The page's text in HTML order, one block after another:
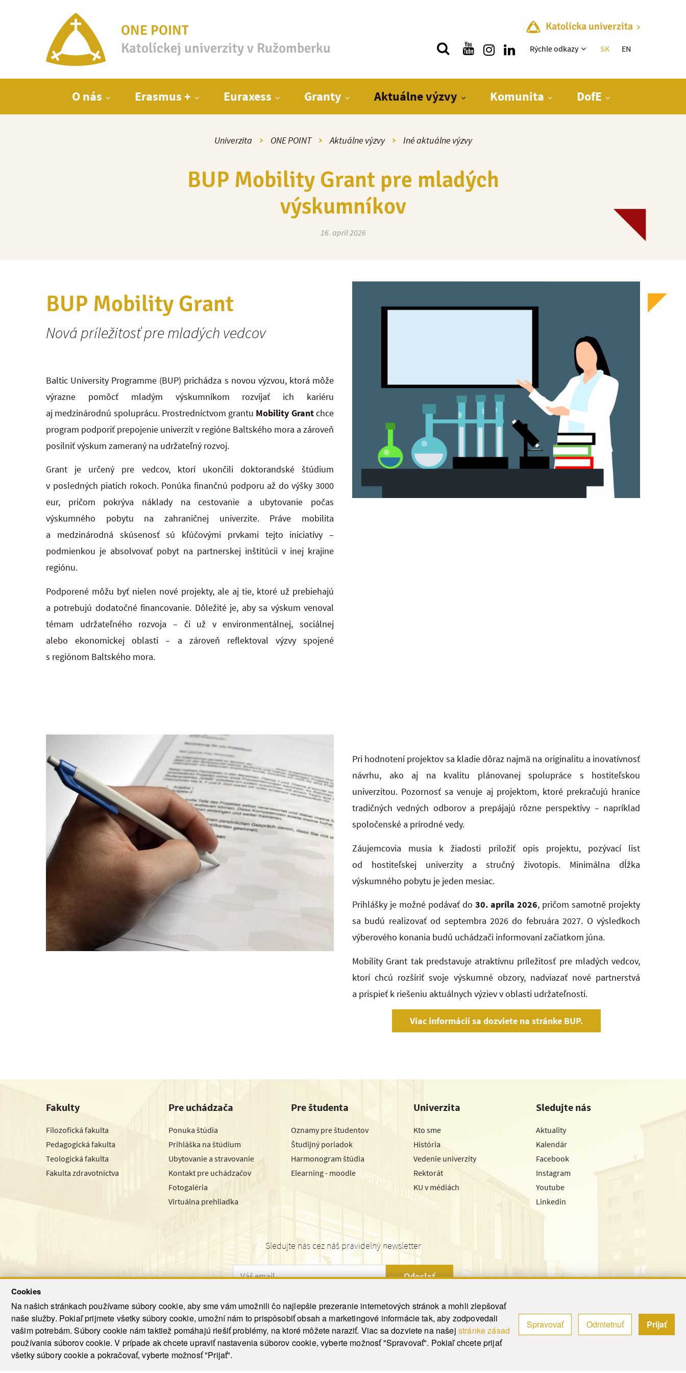
Cookies
Na našich stránkach používame súbory cookie, aby sme vám umožnili čo najlepšie prezeranie internetových stránok a mohli zlepšovať
naše služby. Pokiaľ prijmete všetky súbory cookie, umožní nám to prispôsobiť obsah a marketingové informácie tak, aby zodpovedali
vašim potrebám. Súbory cookie nám taktiež pomáhajú riešiť problémy, na ktoré môžete naraziť. Viac sa dozviete na našej stránke zásad
používania súborov cookie. V prípade ak chcete upraviť nastavenia súborov cookie, vyberte možnosť "Spravovať". Pokiaľ chcete prijať
všetky súbory cookie a pokračovať, vyberte možnosť "Prijať".
Spravovať Odmietnuť Prijať
ONE POINT
Katolíckej univerzity v Ružomberku
Katolícka univerzita
Rýchle menu
Rýchle odkazy SK EN
O nás Erasmus + Euraxess Granty Aktuálne výzvy Komunita DofE
Univerzita ONE POINT Aktuálne výzvy Iné aktuálne výzvy
BUP Mobility Grant pre mladých
výskumníkov
16. apríl 2026
BUP Mobility Grant
Nová príležitosť pre mladých vedcov
Baltic University Programme (BUP) prichádza s novou výzvou, ktorá môže
výrazne pomôcť mladým výskumníkom rozvíjať ich kariéru
aj medzinárodnú spoluprácu. Prostredníctvom grantu Mobility Grantchce
program podporiť prepojenie univerzít v regióne Baltského mora a zároveň
posilniť výskum zameraný na udržateľný rozvoj.
Grant je určený pre vedcov, ktorí ukončili doktorandské štúdium
v posledných piatich rokoch. Ponúka finančnú podporu až do výšky 3000
eur, pričom pokrýva náklady na cestovanie a ubytovanie počas
výskumného pobytu na zahraničnej univerzite. Práve mobilita
a medzinárodná skúsenosť sú kľúčovými prvkami tejto iniciatívy –
podmienkou je absolvovať pobyt na partnerskej inštitúcii v inej krajine
regiónu.
Podporené môžu byť nielen nové projekty, ale aj tie, ktoré už prebiehajú
a potrebujú dodatočné financovanie. Dôležité je, aby sa výskum venoval
témam udržateľného rozvoja – či už v environmentálnej, sociálnej
alebo ekonomickej oblasti – a zároveň reflektoval výzvy spojené
s regiónom Baltského mora.
Pri hodnotení projektov sa kladie dôraz najmä na originalitu a inovatívnosť
návrhu, ako aj na kvalitu plánovanej spolupráce s hostiteľskou
univerzitou. Pozornosť sa venuje aj projektom, ktoré prekračujú hranice
tradičných vedných odborov a prepájajú rôzne perspektívy – napríklad
spoločenské a prírodné vedy.
Záujemcovia musia k žiadosti priložiť opis projektu, pozývací list
od hostiteľskej univerzity a stručný životopis. Minimálna dĺžka
výskumného pobytu je jeden mesiac.
Prihlášky je možné podávať do 30. apríla 2026, pričom samotné projekty
sa budú realizovať od septembra 2026 do februára 2027. O výsledkoch
výberového konania budú uchádzači informovaní začiatkom júna.
Mobility Grant tak predstavuje atraktívnu príležitosť pre mladých vedcov,
ktorí chcú rozšíriť svoje výskumné obzory, nadviazať nové partnerstvá
a prispieť k riešeniu aktuálnych výziev v oblasti udržateľnosti.
Viac informácií sa dozviete na stránke BUP.
Fakulty
Filozofická fakulta
Pedagogická fakulta
Teologická fakulta
Fakulta zdravotníctva
Pre uchádzača
Ponuka štúdia
Prihláška na štúdium
Ubytovanie a stravovanie
Kontakt pre uchádzačov
Fotogaléria
Virtuálna prehliadka
Pre študenta
Oznamy pre študentov
Študijný poriadok
Harmonogram štúdia
Elearning - moodle
Univerzita
Kto sme
História
Vedenie univerzity
Rektorát
KU v médiách
Sledujte nás
Aktuality
Kalendár
Facebook
Instagram
Youtube
Linkedin
Sledujte nás cez náš pravidelný newsletter
Odoslať
© 2021-2026 ku.sk. Všetky práva vyhradené. | Ochrana osobných údajov | Vyhlásenie o prístupnosti | Admin
This site is protected by reCAPTCHA and the Google Privacy Policy and Terms of Service
apply.
Tvorba stránky WebCreators.sk | Webhosting HostCreators